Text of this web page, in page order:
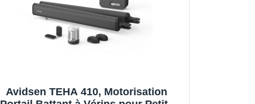
Avidsen TEHA 410, Motorisation